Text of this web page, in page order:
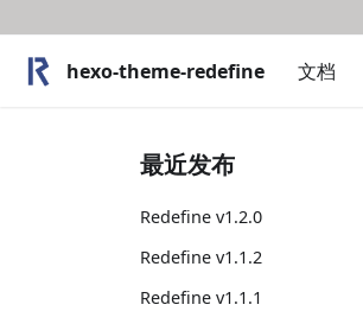
hexo-theme-redefine 文档
最近发布
Redefine v1.2.0
Redefine v1.1.2
Redefine v1.1.1